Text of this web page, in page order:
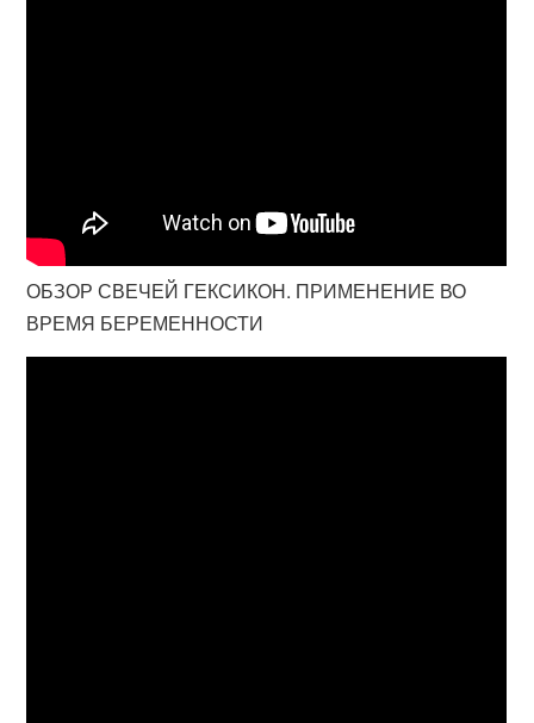
ОБЗОР СВЕЧЕЙ ГЕКСИКОН. ПРИМЕНЕНИЕ ВО
ВРЕМЯ БЕРЕМЕННОСТИ